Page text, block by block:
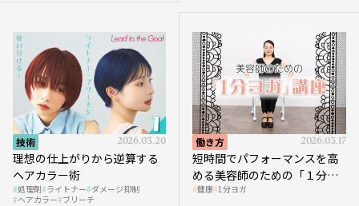
技術 2026.03.20
理想の仕上がりから逆算する
ヘアカラー術
処理剤 ライトナー ダメージ抑制
ヘアカラー ブリーチ
働き方 2026.03.17
短時間でパフォーマンスを高
める美容師のための「１分ヨ
ガ」講座｜実践編
健康 1分ヨガ